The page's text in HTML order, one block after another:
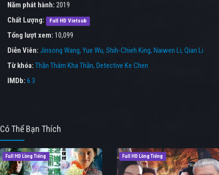
Năm phát hành: 2019
Chất Lượng:
Full HD Vietsub
Tổng lượt xem: 10,099
Diễn Viên: Jinsong Wang Yue Wu Shih-Chieh King Naiwen Li Qian Li
Từ khóa: Thần Thám Kha Thần, Detective Ke Chen
IMDb: 6.3
Có Thể Bạn Thích
Full HD Lồng Tiếng Full HD Lồng Tiếng